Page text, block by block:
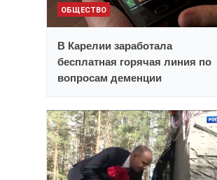
ОБЩЕСТВО
В Карелии заработала
бесплатная горячая линия по
вопросам деменции